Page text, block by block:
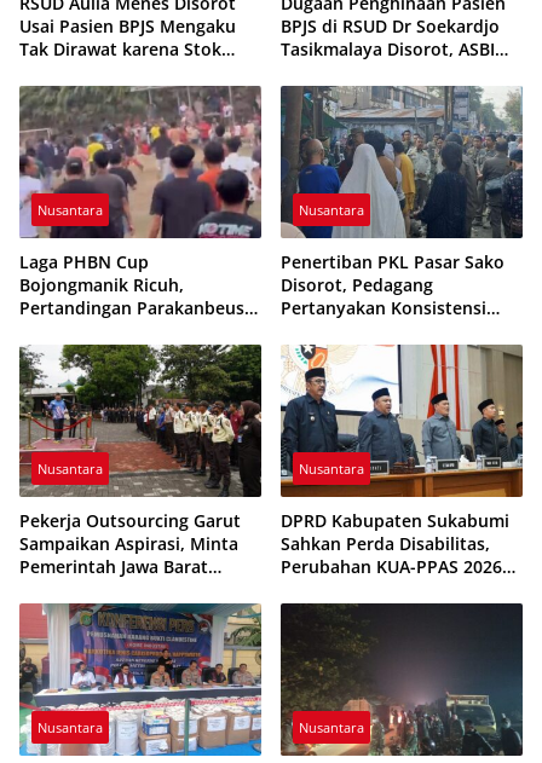
Usai Pasien BPJS Mengaku
Tak Dirawat karena Stok
BPJS di RSUD Dr Soekardjo
Tasikmalaya Disorot, ASBI
Etika Pelayanan
Nusantara
Laga PHBN Cup
Bojongmanik Ricuh,
Pertandingan Parakanbeusi
Dihentikan
Nusantara
Penertiban PKL Pasar Sako
Disorot, Pedagang
Pertanyakan Konsistensi
Pungutan
Nusantara
Pekerja Outsourcing Garut
Sampaikan Aspirasi, Minta
Pemerintah Jawa Barat
Nusantara
DPRD Kabupaten Sukabumi
Sahkan Perda Disabilitas,
Perubahan KUA-PPAS 2026
Nusantara Nusantara